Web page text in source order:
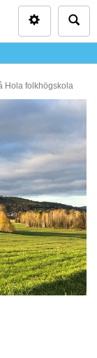
Hola folkhögskola